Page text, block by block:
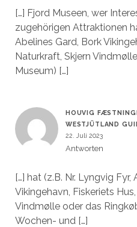
[…] Fjord Museen, wer
zugehörigen Attraktionen
Abelines Gard, Bork
Naturkraft, Skjern
Museum) […]
HOUVIG
WESTJÜTLAND
22. Juli 2023
Antworten
[…] hat (z.B. Nr. Lyngvig Fyr,
Vikingehavn, Fiskeriets
Vindmølle oder das
Wochen- und […]